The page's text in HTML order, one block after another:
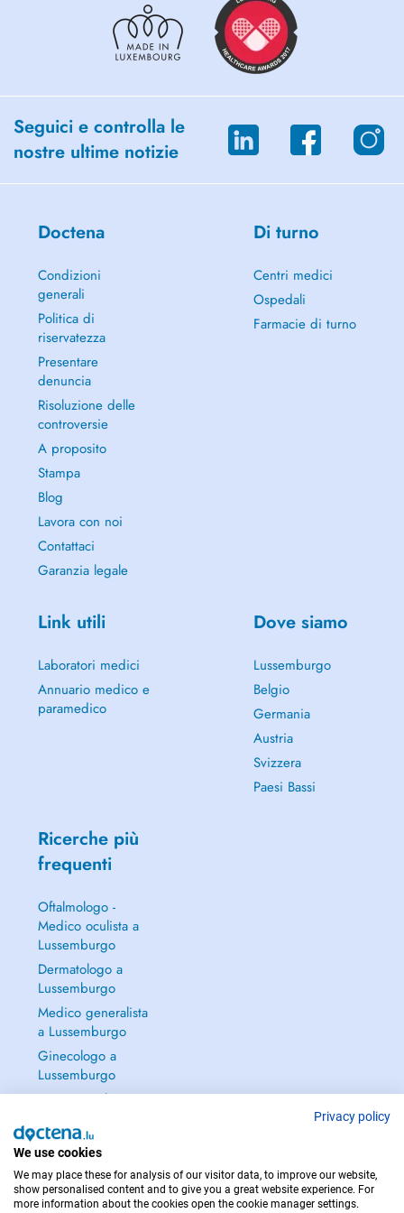
Tarif de la séance : 90 euros
Seguici e controlla le
nostre ultime notizie
Doctena
Condizioni
generali
Politica di
riservatezza
Presentare
denuncia
Risoluzione delle
controversie
A proposito
Stampa
Blog
Lavora con noi
Contattaci
Garanzia legale
Di turno
Centri medici
Ospedali
Farmacie di turno
Link utili
Laboratori medici
Annuario medico e
paramedico
Dove siamo
Lussemburgo
Belgio
Germania
Austria
Svizzera
Paesi Bassi
Ricerche più
frequenti
Oftalmologo -
Medico oculista a
Lussemburgo
Dermatologo a
Lussemburgo
Medico generalista
a Lussemburgo
Ginecologo a
Lussemburgo
Continua a leggere
Privacy policy
We use cookies
We may place these for analysis of our visitor data, to improve our website,
show personalised content and to give you a great website experience. For
more information about the cookies open the cookie manager settings.